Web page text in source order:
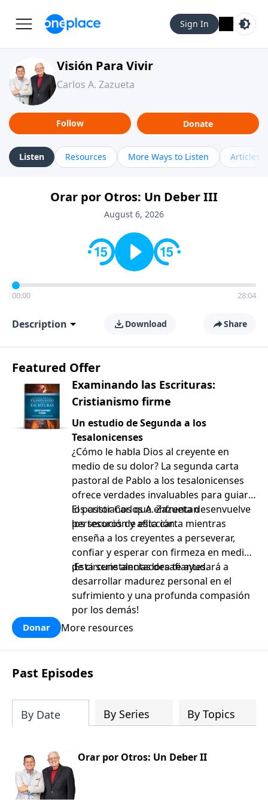
Sign In
Visión Para Vivir
Carlos A. Zazueta
Follow Donate
Listen Resources More Ways to Listen Articles
Orar por Otros: Un Deber III
August 6, 2026
00:00 28:04
Description Download Share
Featured Offer
Examinando las Escrituras:
Cristianismo firme
Un estudio de Segunda a los
Tesalonicenses
¿Cómo le habla Dios al creyente en
medio de su dolor? La segunda carta
pastoral de Pablo a los tesalonicenses
ofrece verdades invaluables para guiar a
los cristianos que enfrentan
persecución y aflicción.
El pastor Carlos A. Zazueta desenvuelve
los tesoros de esta carta mientras
enseña a los creyentes a perseverar,
confiar y esperar con firmeza en medio
de circunstancias desafiantes.
¡Esta serie alentadora te ayudará a
desarrollar madurez personal en el
sufrimiento y una profunda compasión
por los demás!
Donar More resources
Past Episodes
By Date By Series By Topics
Orar por Otros: Un Deber II